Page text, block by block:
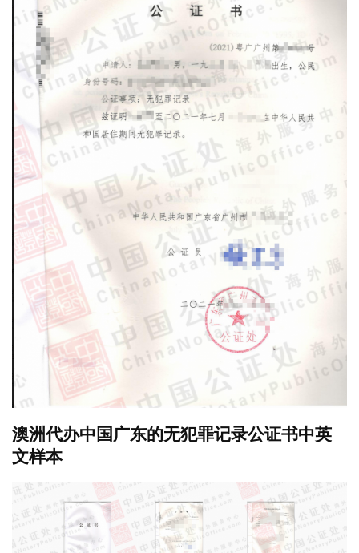
澳洲代办中国广东的无犯罪记录公证书中英
文样本